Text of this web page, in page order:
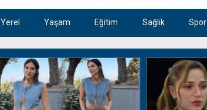
Yerel Yaşam Eğitim Sağlık Spor